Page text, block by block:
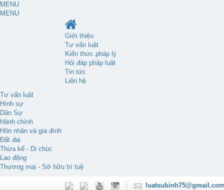
MENU
MENU
Giới thiệu
Tư vấn luật
Kiến thức pháp lý
Hỏi đáp pháp luật
Tin tức
Liên hệ
Tư vấn luật
Hình sự
Dân Sự
Hành chính
Hôn nhân và gia đình
Đất đai
Thừa kế - Di chúc
Lao động
Thương mại - Sở hữu trí tuệ